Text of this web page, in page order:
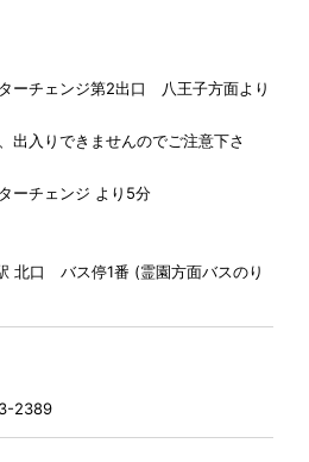
ーチェンジ第2出口 八王子方面より
入りできませんのでご注意下さ
ーチェンジ より5分
北口 バス停1番 (霊園方面バスのり
2389